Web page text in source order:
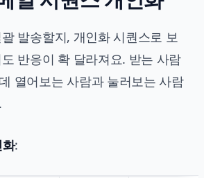
발송할지, 개인화 시퀀스로 보
반응이 확 달라져요. 받는 사람
열어보는 사람과 눌러보는 사람
: